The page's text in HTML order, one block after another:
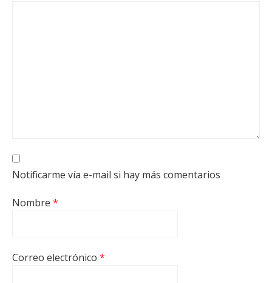
Notificarme vía e-mail si hay más comentarios
Nombre *
Correo electrónico *